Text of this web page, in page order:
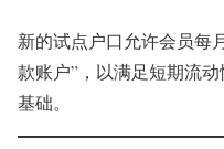
新的试点户口允许会员每
款账户”，以满足短期流
基础。